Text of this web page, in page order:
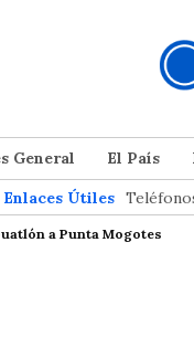
General El País
Enlaces Útiles
a Punta Mogotes